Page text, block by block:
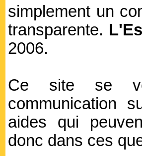
simplement un
transparente.
2006.
Ce site se
communication
aides qui
donc dans ces